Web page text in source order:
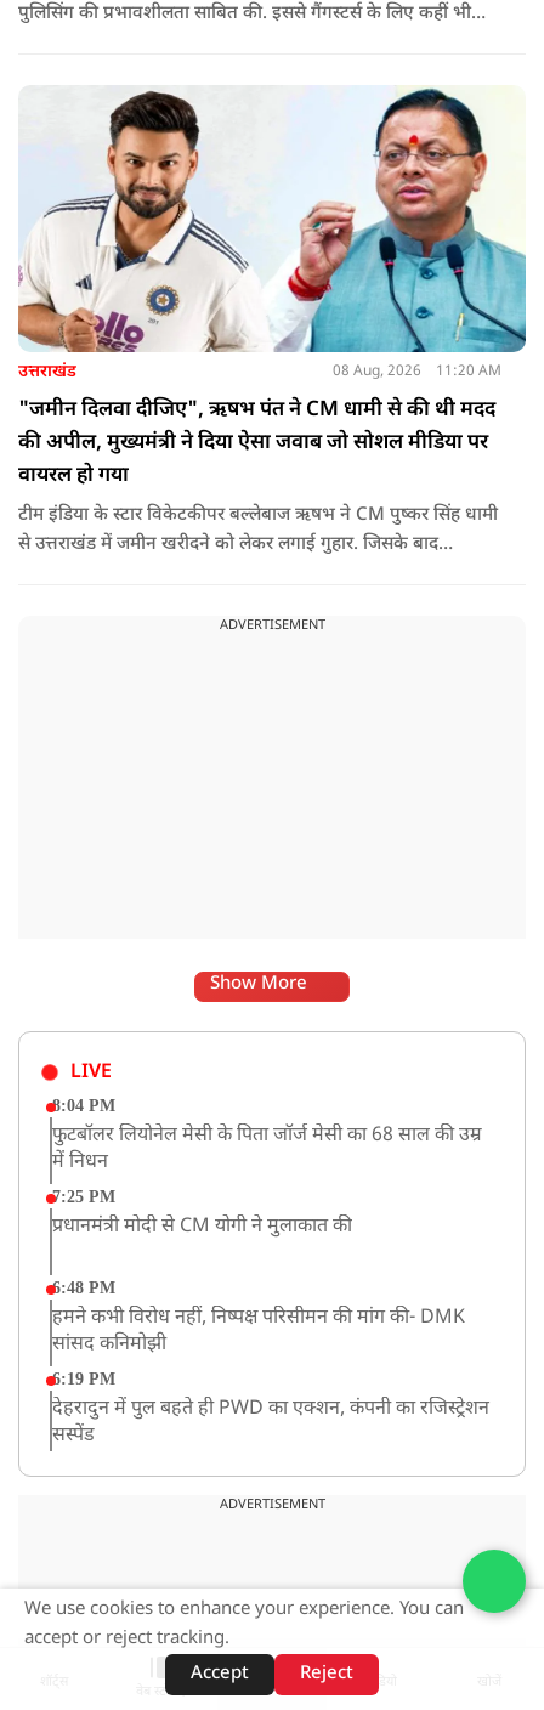
पुलिसिंग की प्रभावशीलता साबित की. इससे गैंगस्टर्स के लिए कहीं भी
उत्तराखंड 08 Aug, 2026 11:20 AM
"जमीन दिलवा दीजिए", ऋषभ पंत ने CM धामी से की थी मदद
की अपील, मुख्यमंत्री ने दिया ऐसा जवाब जो सोशल मीडिया पर
वायरल हो गया
टीम इंडिया के स्टार विकेटकीपर बल्लेबाज ऋषभ ने CM पुष्कर सिंह धामी
से उत्तराखंड में जमीन खरीदने को लेकर लगाई गुहार. जिसके बाद
ADVERTISEMENT
Show More
LIVE
8:04 PM
फुटबॉलर लियोनेल मेसी के पिता जॉर्ज मेसी का 68 साल की उम्र
में निधन
7:25 PM
प्रधानमंत्री मोदी से CM योगी ने मुलाकात की
6:48 PM
हमने कभी विरोध नहीं, निष्पक्ष परिसीमन की मांग की- DMK
सांसद कनिमोझी
6:19 PM
देहरादुन में पुल बहते ही PWD का एक्शन, कंपनी का रजिस्ट्रेशन
सस्पेंड
खराब मौसम की चेतावनी के कारण अमरनाथ यात्रा स्थगित
JPSC-JSSC को लेकर बेनतीजा रही सरकार और छात्रों के बीच
दूसरे दौर की बातचीत, आंदोलन तेज
1:55 PM
प्रयागराज पहुंचे राहुल गांधी, ‘छात्रों की गूंज’ कार्यक्रम में होंगे
ADVERTISEMENT
वेब स्टोरीज़
We use cookies to enhance your experience. You can
accept or reject tracking.
Accept
Reject